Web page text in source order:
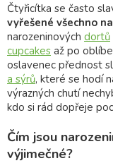
Čtyřicítka se často
vyřešené všechno
narozeninových dortů
cupcakes až po
oslavenec přednost
a sýrů, které se hodí
výrazných chutí
kdo si rád dopřeje
Čím jsou
výjimečné?